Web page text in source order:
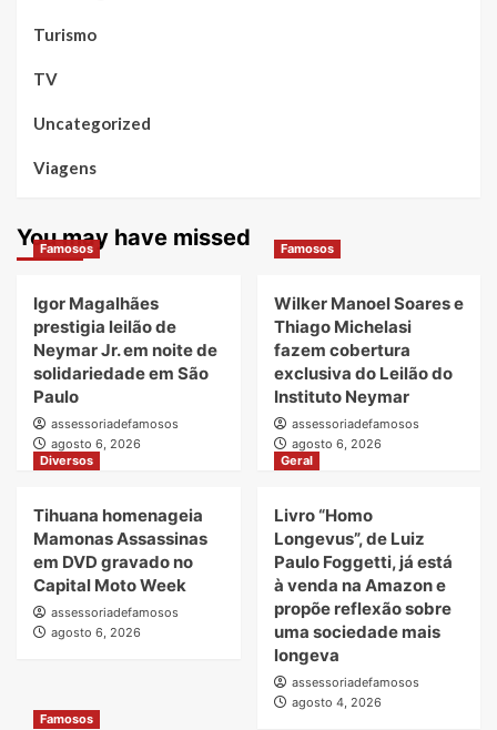
Turismo
TV
Uncategorized
Viagens
You may have missed
Famosos
Igor Magalhães
prestigia leilão de
Neymar Jr. em noite de
solidariedade em São
Paulo
assessoriadefamosos
agosto 6, 2026
Famosos
Wilker Manoel Soares e
Thiago Michelasi
fazem cobertura
exclusiva do Leilão do
Instituto Neymar
assessoriadefamosos
agosto 6, 2026
Diversos
Tihuana homenageia
Mamonas Assassinas
em DVD gravado no
Capital Moto Week
assessoriadefamosos
agosto 6, 2026
Geral
Livro “Homo
Longevus”, de Luiz
Paulo Foggetti, já está
à venda na Amazon e
propõe reflexão sobre
uma sociedade mais
longeva
assessoriadefamosos
agosto 4, 2026
Famosos